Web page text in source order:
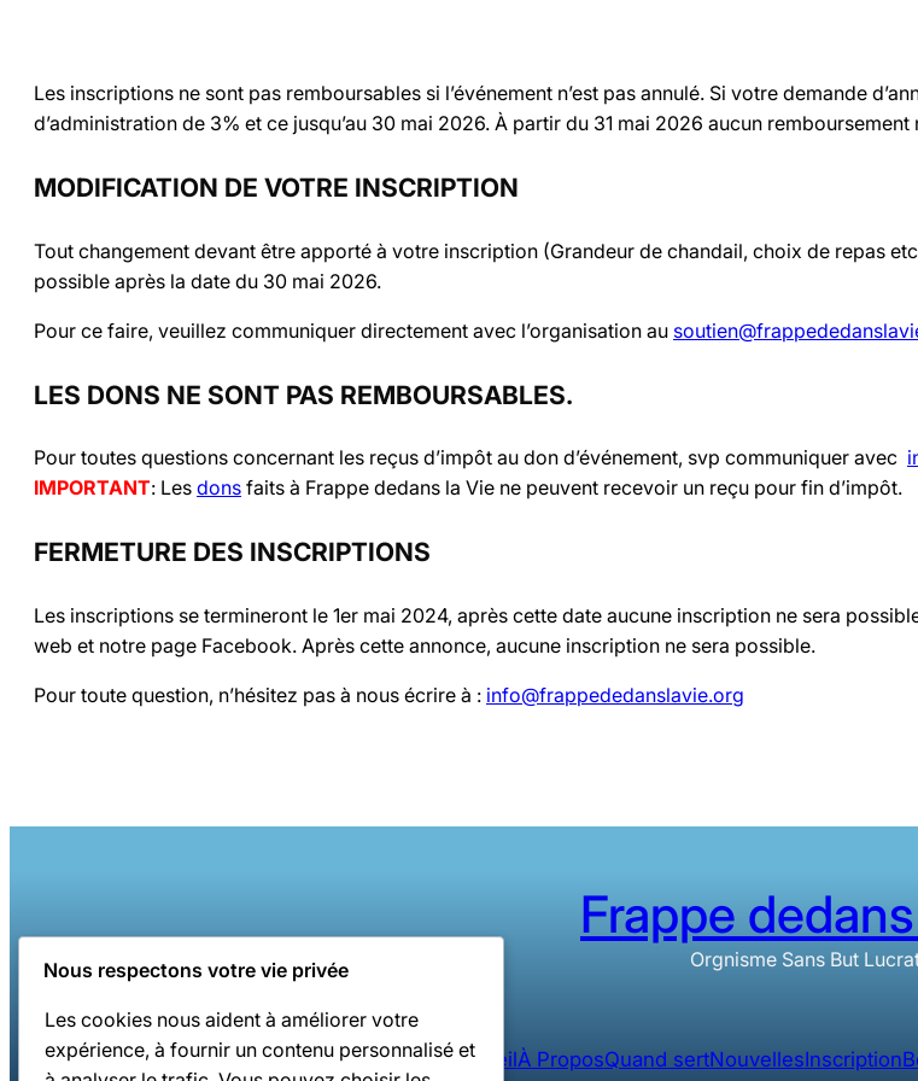
Les inscriptions ne sont pas remboursables si l’événement n’est pas annulé. Si votre demande
d’administration de 3% et ce jusqu’au 30 mai 2026. À partir du 31 mai 2026 aucun
MODIFICATION DE VOTRE INSCRIPTION
Tout changement devant être apporté à votre inscription (Grandeur de chandail, choix de repas
possible après la date du 30 mai 2026.
Pour ce faire, veuillez communiquer directement avec l’organisation au
LES DONS NE SONT PAS REMBOURSABLES.
Pour toutes questions concernant les reçus d’impôt au don d’événement, svp communiquer avec
IMPORTANT: Les dons faits à Frappe dedans la Vie ne peuvent recevoir un reçu pour fin d’impôt.
FERMETURE DES INSCRIPTIONS
Les inscriptions se termineront le 1er mai 2024, après cette date aucune inscription ne sera
web et notre page Facebook. Après cette annonce, aucune inscription ne sera possible.
Pour toute question, n’hésitez pas à nous écrire à : info@frappededanslavie.org
Frappe
Orgnisme Sans But
AccueilÀ ProposQuand sertNouvellesInscription
Nous respectons votre vie privée
Les cookies nous aident à améliorer votre
expérience, à fournir un contenu personnalisé et